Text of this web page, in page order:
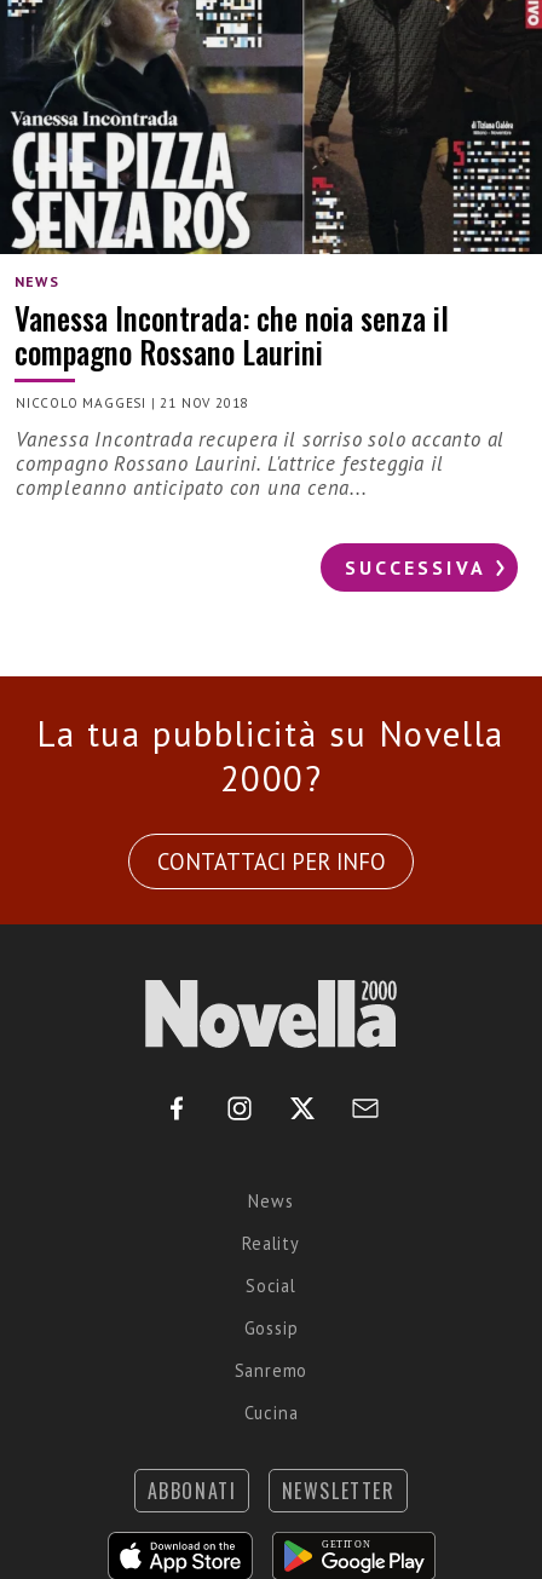
NEWS
Vanessa Incontrada: che noia senza il
compagno Rossano Laurini
NICCOLO MAGGESI |21 NOV 2018
Vanessa Incontrada recupera il sorriso solo accanto al
compagno Rossano Laurini. L'attrice festeggia il
compleanno anticipato con una cena...
SUCCESSIVA
La tua pubblicità su Novella
2000?
CONTATTACI PER INFO
News
Reality
Social
Gossip
Sanremo
Cucina
ABBONATI NEWSLETTER